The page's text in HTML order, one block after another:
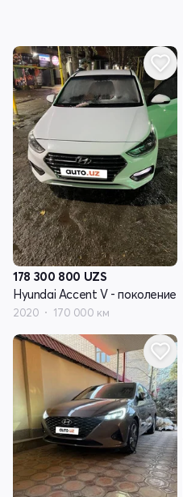
178 300 800 UZS
Hyundai Accent V - поколение
2020 170 000 км